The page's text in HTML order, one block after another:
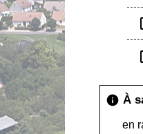
info À
en